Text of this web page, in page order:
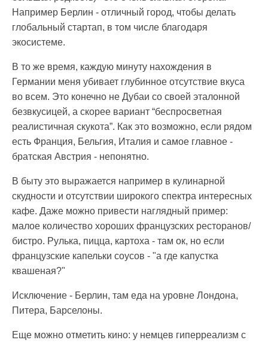
Например Берлин - отличный город, чтобы делать
глобальный стартап, в том числе благодаря
экосистеме.
В то же время, каждую минуту нахождения в
Германии меня убивает глубинное отсутствие вкуса
во всем. Это конечно не Дубаи со своей эталонной
безвкусицей, а скорее вариант “беспросветная
реалистичная скукота”. Как это возможно, если рядом
есть Франция, Бельгия, Италия и самое главное -
братская Австрия - непонятно.
В быту это выражается например в кулинарной
скудности и отсутствии широкого спектра интересных
кафе. Даже можно привести наглядный пример:
малое количество хороших французских ресторанов/
бистро. Рулька, пицца, картоха - там ок, но если
французские капельки соусов - "а где капустка
квашеная?"
Исключение - Берлин, там еда на уровне Лондона,
Питера, Барселоны.
Еще можно отметить кино: у немцев гиперреализм с